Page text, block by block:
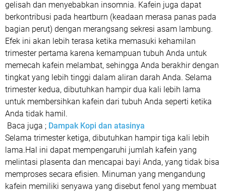
gelisah dan menyebabkan insomnia. Kafein juga dapat
berkontribusi pada heartburn (keadaan merasa panas pada
bagian perut) dengan merangsang sekresi asam lambung.
Efek ini akan lebih terasa ketika memasuki kehamilan
trimester pertama karena kemampuan tubuh Anda untuk
memecah kafein melambat, sehingga Anda berakhir dengan
tingkat yang lebih tinggi dalam aliran darah Anda. Selama
trimester kedua, dibutuhkan hampir dua kali lebih lama
untuk membersihkan kafein dari tubuh Anda seperti ketika
Anda tidak hamil.
Baca juga ; Dampak Kopi dan atasinya
Selama trimester ketiga, dibutuhkan hampir tiga kali lebih
lama.Hal ini dapat mempengaruhi jumlah kafein yang
melintasi plasenta dan mencapai bayi Anda, yang tidak bisa
memproses secara efisien. Minuman yang mengandung
kafein memiliki senyawa yang disebut fenol yang membuat